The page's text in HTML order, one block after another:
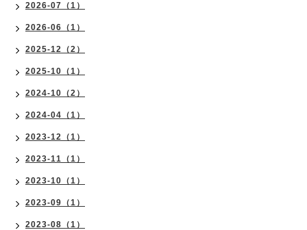
2026-07（1）
2026-06（1）
2025-12（2）
2025-10（1）
2024-10（2）
2024-04（1）
2023-12（1）
2023-11（1）
2023-10（1）
2023-09（1）
2023-08（1）